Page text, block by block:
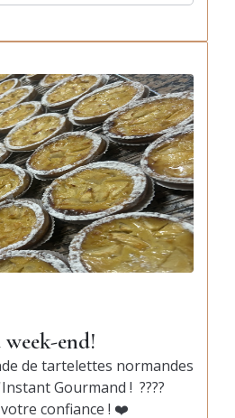
end!
de tartelettes normandes
Gourmand ! ????
confiance ! ❤️